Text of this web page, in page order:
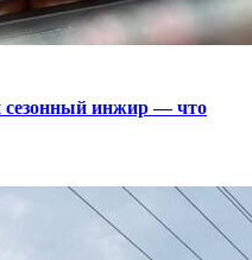
сезонный инжир — что